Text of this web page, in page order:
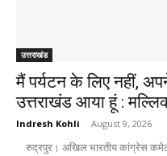
उत्तराखंड
मैं पर्यटन के लिए नहीं,
उत्तराखंड आया हूं :
Indresh Kohli - August 9, 2026
रुद्रपुर। अखिल भारतीय कांग्रेस